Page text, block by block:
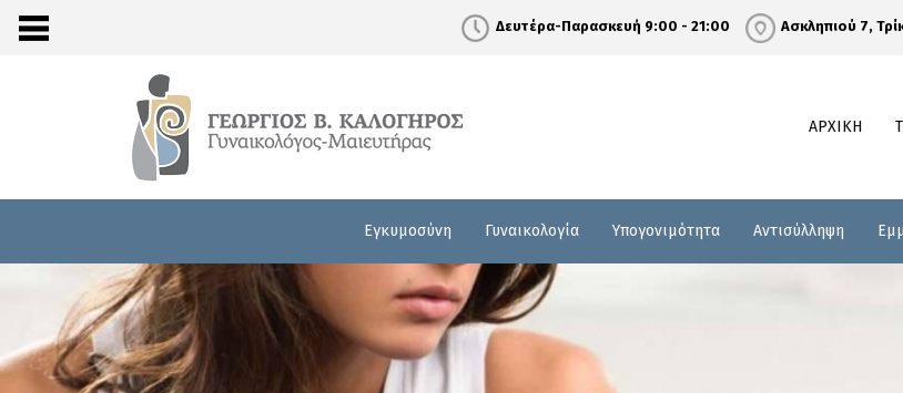
Δευτέρα-Παρασκευή 9:00 - 21:00 Ασκληπιού 7,
ΑΡΧΙΚΗ
Εγκυμοσύνη Γυναικολογία Υπογονιμότητα Αντισύλληψη